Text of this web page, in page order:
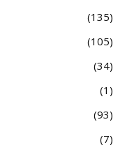
135
105
34
1
93
7